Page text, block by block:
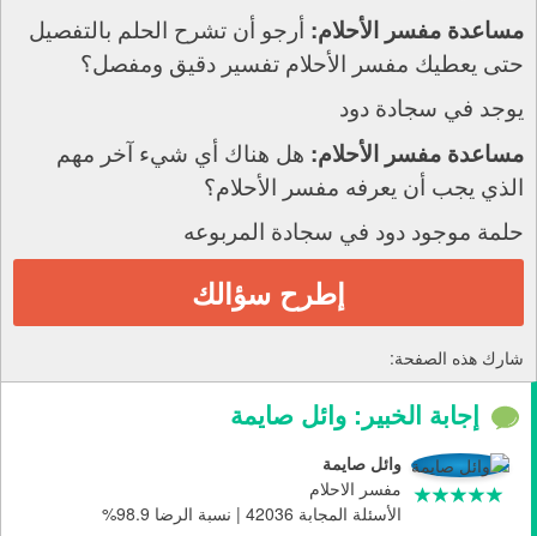
مساعدة مفسر الأحلام: أرجو أن تشرح الحلم بالتفصيل
حتى يعطيك مفسر الأحلام تفسير دقيق ومفصل؟
يوجد في سجادة دود
مساعدة مفسر الأحلام: هل هناك أي شيء آخر مهم
الذي يجب أن يعرفه مفسر الأحلام؟
حلمة موجود دود في سجادة المربوعه
إطرح سؤالك
شارك هذه الصفحة:
إجابة الخبير: وائل صايمة
وائل صايمة
مفسر الاحلام
الأسئلة المجابة 42036 | نسبة الرضا 98.9%